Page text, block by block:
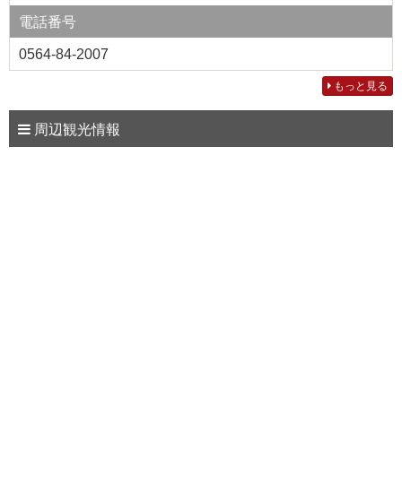
電話番号
0564-84-2007
もっと見る
周辺観光情報